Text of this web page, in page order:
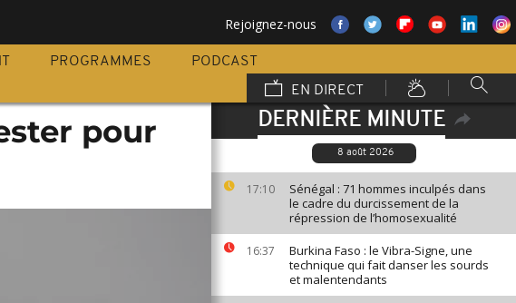
Rejoignez-nous
PROGRAMMES
PODCAST
EN DIRECT
DERNIÈRE MINUTE
8 août 2026
17:10
Sénégal : 71 hommes inculpés dans
le cadre du durcissement de la
répression de l’homosexualité
16:37
Burkina Faso : le Vibra-Signe, une
technique qui fait danser les sourds
et malentendants
pour